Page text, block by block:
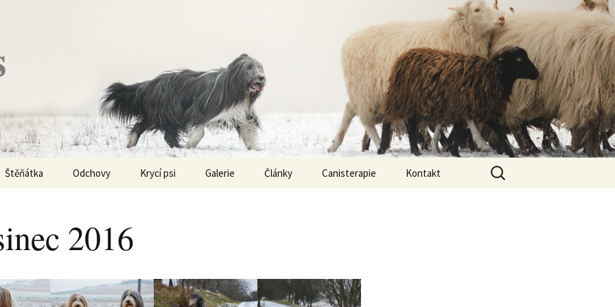
Štěňátka Odchovy
Vrh „O“
Vrh „M“
Krycí psi
Kaer Morhen
Galerie
Ostatní
Články
Barvy u Bearded Collií
Canisterapie Kontakt
Vyhledávání
2016